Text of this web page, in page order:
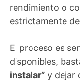
rendimiento o
estrictamente
El proceso es
disponibles,
instalar” y dejar